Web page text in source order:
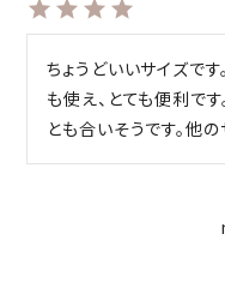
ちょうどいいサイズで
も使え、とても便利で
とも合いそうです。他